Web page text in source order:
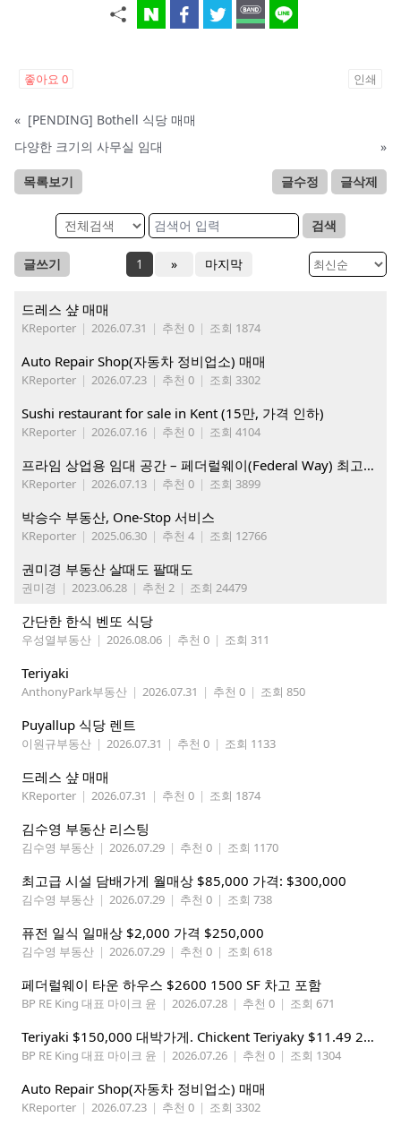
좋아요 0 인쇄
« [PENDING] Bothell 식당 매매
다양한 크기의 사무실 임대
»
목록보기 글수정 글삭제
검색
글쓰기 1 » 마지막
드레스 샾 매매
KReporter | 2026.07.31 | 추천 0 | 조회 1874
Auto Repair Shop(자동차 정비업소) 매매
KReporter | 2026.07.23 | 추천 0 | 조회 3302
Sushi restaurant for sale in Kent (15만, 가격 인하)
KReporter | 2026.07.16 | 추천 0 | 조회 4104
프라임 상업용 임대 공간 – 페더럴웨이(Federal Way) 최고의 가시성 입지
KReporter | 2026.07.13 | 추천 0 | 조회 3899
박승수 부동산, One-Stop 서비스
KReporter | 2025.06.30 | 추천 4 | 조회 12766
권미경 부동산 살때도 팔때도
권미경 | 2023.06.28 | 추천 2 | 조회 24479
간단한 한식 벤또 식당
우성열부동산 | 2026.08.06 | 추천 0 | 조회 311
Teriyaki
AnthonyPark부동산 | 2026.07.31 | 추천 0 | 조회 850
Puyallup 식당 렌트
이원규부동산 | 2026.07.31 | 추천 0 | 조회 1133
드레스 샾 매매
KReporter | 2026.07.31 | 추천 0 | 조회 1874
김수영 부동산 리스팅
김수영 부동산 | 2026.07.29 | 추천 0 | 조회 1170
최고급 시설 담배가게 월매상 $85,000 가격: $300,000
김수영 부동산 | 2026.07.29 | 추천 0 | 조회 738
퓨전 일식 일매상 $2,000 가격 $250,000
김수영 부동산 | 2026.07.29 | 추천 0 | 조회 618
페더럴웨이 타운 하우스 $2600 1500 SF 차고 포함
BP RE King 대표 마이크 윤 | 2026.07.28 | 추천 0 | 조회 671
Teriyaki $150,000 대박가게. Chickent Teriyaky $11.49 25 Min from Lynnwood
BP RE King 대표 마이크 윤 | 2026.07.26 | 추천 0 | 조회 1304
Auto Repair Shop(자동차 정비업소) 매매
KReporter | 2026.07.23 | 추천 0 | 조회 3302